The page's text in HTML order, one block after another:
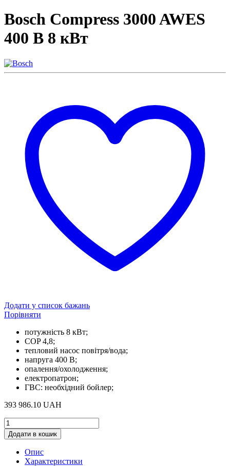
Bosch Compress 3000 AWES
400 В 8 кВт
Додати у список бажань
Порівняти
потужність 8 кВт;
COP 4,8;
тепловий насос повітря/вода;
напруга 400 В;
опалення/охолодження;
електропатрон;
ГВС: необхідний бойлер;
393 986.10 UAH
Bosch
Compress
3000
AWES
Додати в кошик
Опис
Характеристики